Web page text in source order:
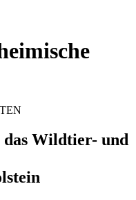
Wildtier- und